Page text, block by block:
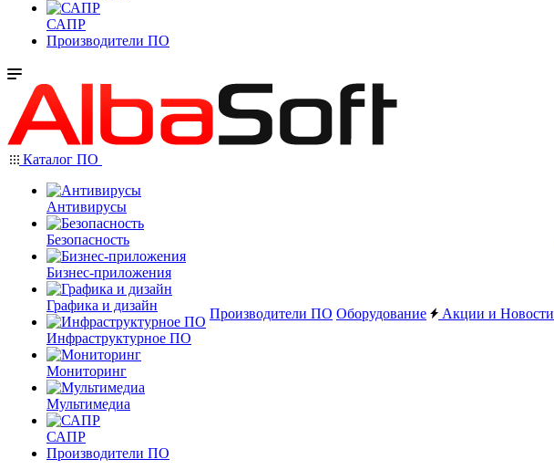
САПР
Производители ПО
Каталог ПО
Антивирусы
Безопасность
Бизнес-приложения
Графика и дизайн
Инфраструктурное ПО
Мониторинг
Мультимедиа
САПР
Производители ПО
Производители ПО Оборудование Акции и Новости